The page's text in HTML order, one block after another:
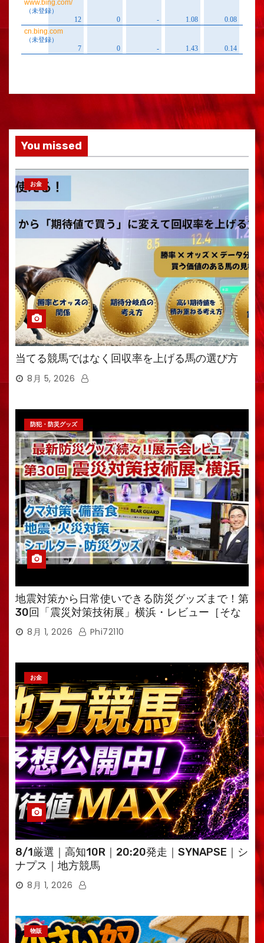
You missed
お金
当てる競馬ではなく回収率を上げる馬の選び方
8月 5, 2026
防犯・防災グッズ
地震対策から日常使いできる防災グッズまで！第
30回「震災対策技術展」横浜・レビュー［そな
えるTV・高荷智也］
8月 1, 2026 Phi72110
お金
8/1厳選｜高知10R｜20:20発走｜SYNAPSE｜シ
ナプス｜地方競馬
8月 1, 2026
物販